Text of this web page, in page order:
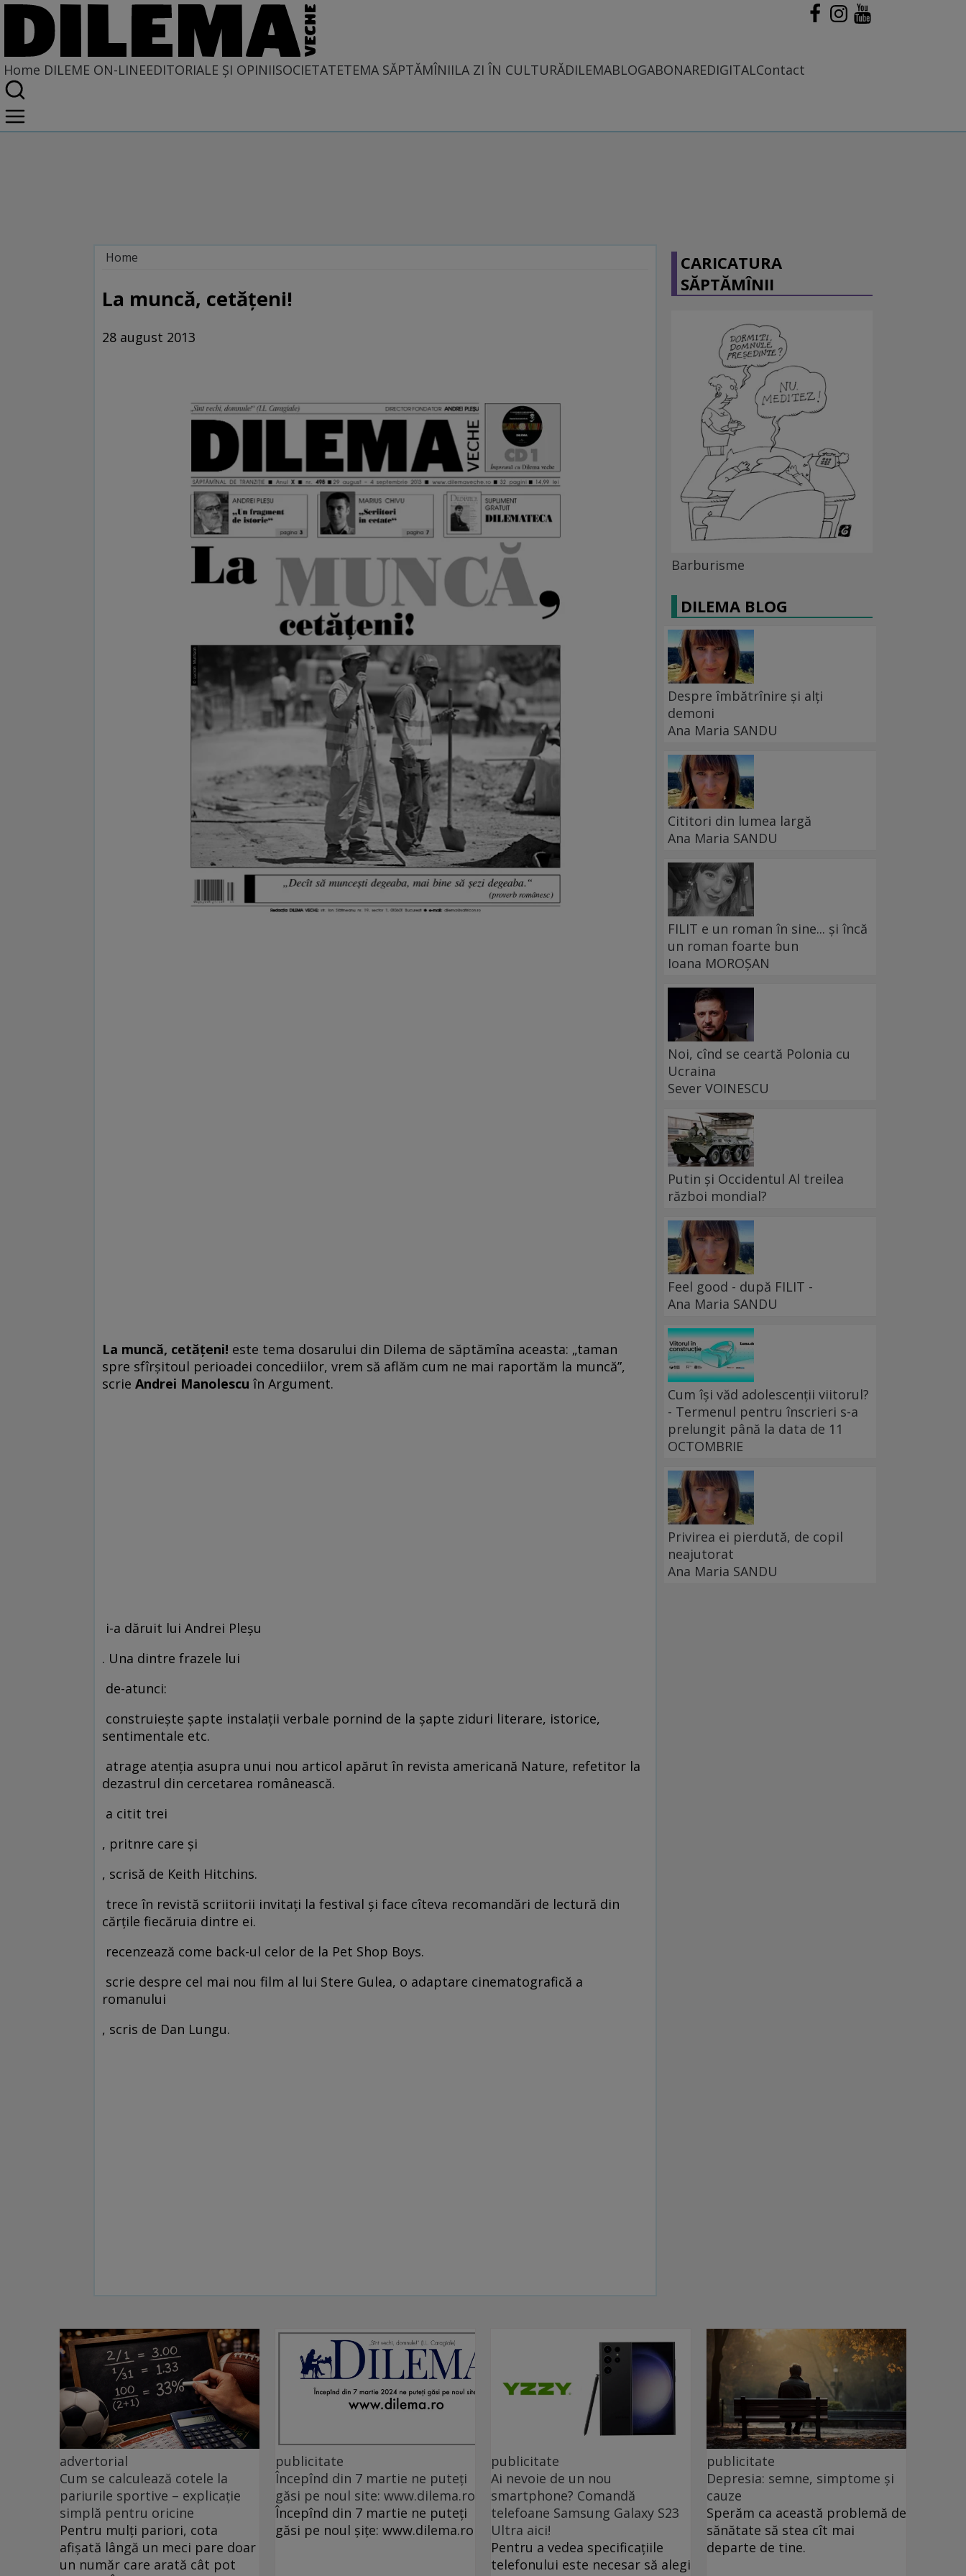
Home DILEME ON-LINEEDITORIALE ȘI OPINIISOCIETATETEMA SĂPTĂMÎNIILA ZI ÎN CULTURĂDILEMABLOGABONAREDIGITALContact
Home
La muncă, cetăţeni!
28 august 2013
La muncă, cetăţeni! este tema dosarului din Dilema de săptămîna aceasta: „taman
spre sfîrşitoul perioadei concediilor, vrem să aflăm cum ne mai raportăm la muncă”,
scrie Andrei Manolescu în Argument.
i-a dăruit lui Andrei Pleşu
. Una dintre frazele lui
de-atunci:
construieşte şapte instalaţii verbale pornind de la şapte ziduri literare, istorice,
sentimentale etc.
atrage atenţia asupra unui nou articol apărut în revista americană Nature, refetitor la
dezastrul din cercetarea românească.
a citit trei
, pritnre care şi
, scrisă de Keith Hitchins.
trece în revistă scriitorii invitaţi la festival şi face cîteva recomandări de lectură din
cărţile fiecăruia dintre ei.
recenzează come back-ul celor de la Pet Shop Boys.
scrie despre cel mai nou film al lui Stere Gulea, o adaptare cinematografică a
romanului
, scris de Dan Lungu.
CARICATURA
SĂPTĂMÎNII
Barburisme
DILEMA BLOG
Despre îmbătrînire și alți
demoni
Ana Maria SANDU
Cititori din lumea largă
Ana Maria SANDU
FILIT e un roman în sine... și încă
un roman foarte bun
Ioana MOROȘAN
Noi, cînd se ceartă Polonia cu
Ucraina
Sever VOINESCU
Putin și Occidentul Al treilea
război mondial?
Feel good - după FILIT -
Ana Maria SANDU
Cum își văd adolescenții viitorul?
- Termenul pentru înscrieri s-a
prelungit până la data de 11
OCTOMBRIE
Privirea ei pierdută, de copil
neajutorat
Ana Maria SANDU
advertorial
Cum se calculează cotele la
pariurile sportive – explicație
simplă pentru oricine
Pentru mulți pariori, cota
afișată lângă un meci pare doar
un număr care arată cât pot
publicitate
Începînd din 7 martie ne puteți
găsi pe noul site: www.dilema.ro
Începînd din 7 martie ne puteți
găsi pe noul șițe: www.dilema.ro
publicitate
Ai nevoie de un nou
smartphone? Comandă
telefoane Samsung Galaxy S23
Ultra aici!
Pentru a vedea specificațiile
telefonului este necesar să alegi
publicitate
Depresia: semne, simptome și
cauze
Sperăm ca această problemă de
sănătate să stea cît mai
departe de tine.